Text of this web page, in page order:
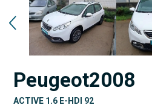
Peugeot2008
ACTIVE 1.6 E-HDI 92